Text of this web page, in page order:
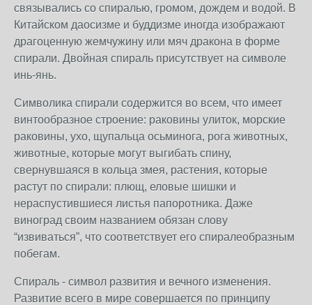
связывались со спиралью, громом, дождем и водой. В
Китайском даосизме и буддизме иногда изображают
драгоценную жемчужину или мяч дракона в форме
спирали. Двойная спираль присутствует на символе
инь-янь.
Символика спирали содержится во всем, что имеет
винтообразное строение: раковины улиток, морские
раковины, ухо, щупальца осьминога, рога животных,
животные, которые могут выгибать спину,
свернувшаяся в кольца змея, растения, которые
растут по спирали: плющ, еловые шишки и
нераспустившиеся листья папоротника. Даже
виноград своим названием обязан слову
“извиваться”, что соответствует его спиралеобразным
побегам.
Спираль - символ развития и вечного изменения.
Развитие всего в мире совершается по принципу